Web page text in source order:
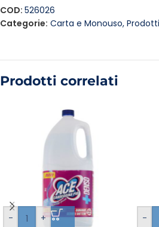
COD: 526026
Categorie: Carta e Monouso,
Prodotti correlati
- + -